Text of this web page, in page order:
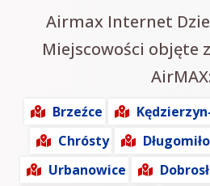
Airmax Internet
Miejscowości objęte
AirMAX:
Brzeźce
Chrósty
Urbanowice